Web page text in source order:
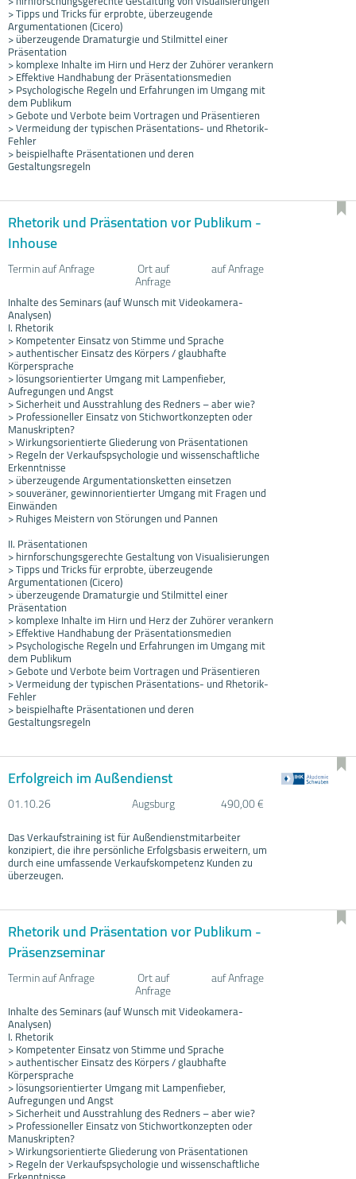
> Tipps und Tricks für erprobte, überzeugende
Argumentationen (Cicero)
> überzeugende Dramaturgie und Stilmittel einer
Präsentation
> komplexe Inhalte im Hirn und Herz der Zuhörer verankern
> Effektive Handhabung der Präsentationsmedien
> Psychologische Regeln und Erfahrungen im Umgang mit
dem Publikum
> Gebote und Verbote beim Vortragen und Präsentieren
> Vermeidung der typischen Präsentations- und Rhetorik-
Fehler
> beispielhafte Präsentationen und deren
Gestaltungsregeln
Rhetorik und Präsentation vor Publikum -
Inhouse
Termin auf Anfrage Ort auf
Anfrage
auf Anfrage
Inhalte des Seminars (auf Wunsch mit Videokamera-
Analysen)
I. Rhetorik
> Kompetenter Einsatz von Stimme und Sprache
> authentischer Einsatz des Körpers / glaubhafte
Körpersprache
> lösungsorientierter Umgang mit Lampenfieber,
Aufregungen und Angst
> Sicherheit und Ausstrahlung des Redners – aber wie?
> Professioneller Einsatz von Stichwortkonzepten oder
Manuskripten?
> Wirkungsorientierte Gliederung von Präsentationen
> Regeln der Verkaufspsychologie und wissenschaftliche
Erkenntnisse
> überzeugende Argumentationsketten einsetzen
> souveräner, gewinnorientierter Umgang mit Fragen und
Einwänden
> Ruhiges Meistern von Störungen und Pannen
II. Präsentationen
> hirnforschungsgerechte Gestaltung von Visualisierungen
> Tipps und Tricks für erprobte, überzeugende
Argumentationen (Cicero)
> überzeugende Dramaturgie und Stilmittel einer
Präsentation
> komplexe Inhalte im Hirn und Herz der Zuhörer verankern
> Effektive Handhabung der Präsentationsmedien
> Psychologische Regeln und Erfahrungen im Umgang mit
dem Publikum
> Gebote und Verbote beim Vortragen und Präsentieren
> Vermeidung der typischen Präsentations- und Rhetorik-
Fehler
> beispielhafte Präsentationen und deren
Gestaltungsregeln
Erfolgreich im Außendienst
01.10.26 Augsburg 490,00 €
Das Verkaufstraining ist für Außendienstmitarbeiter
konzipiert, die ihre persönliche Erfolgsbasis erweitern, um
durch eine umfassende Verkaufskompetenz Kunden zu
überzeugen.
Rhetorik und Präsentation vor Publikum -
Präsenzseminar
Termin auf Anfrage Ort auf
Anfrage
auf Anfrage
Inhalte des Seminars (auf Wunsch mit Videokamera-
Analysen)
I. Rhetorik
> Kompetenter Einsatz von Stimme und Sprache
> authentischer Einsatz des Körpers / glaubhafte
Körpersprache
> lösungsorientierter Umgang mit Lampenfieber,
Aufregungen und Angst
> Sicherheit und Ausstrahlung des Redners – aber wie?
> Professioneller Einsatz von Stichwortkonzepten oder
Manuskripten?
> Wirkungsorientierte Gliederung von Präsentationen
> Regeln der Verkaufspsychologie und wissenschaftliche